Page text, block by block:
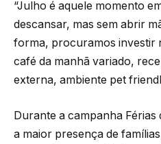
“Julho é aquele momento
descansar, mas sem abrir
forma, procuramos investir
café da manhã variado,
externa, ambiente pet
Durante a campanha
a maior presença de